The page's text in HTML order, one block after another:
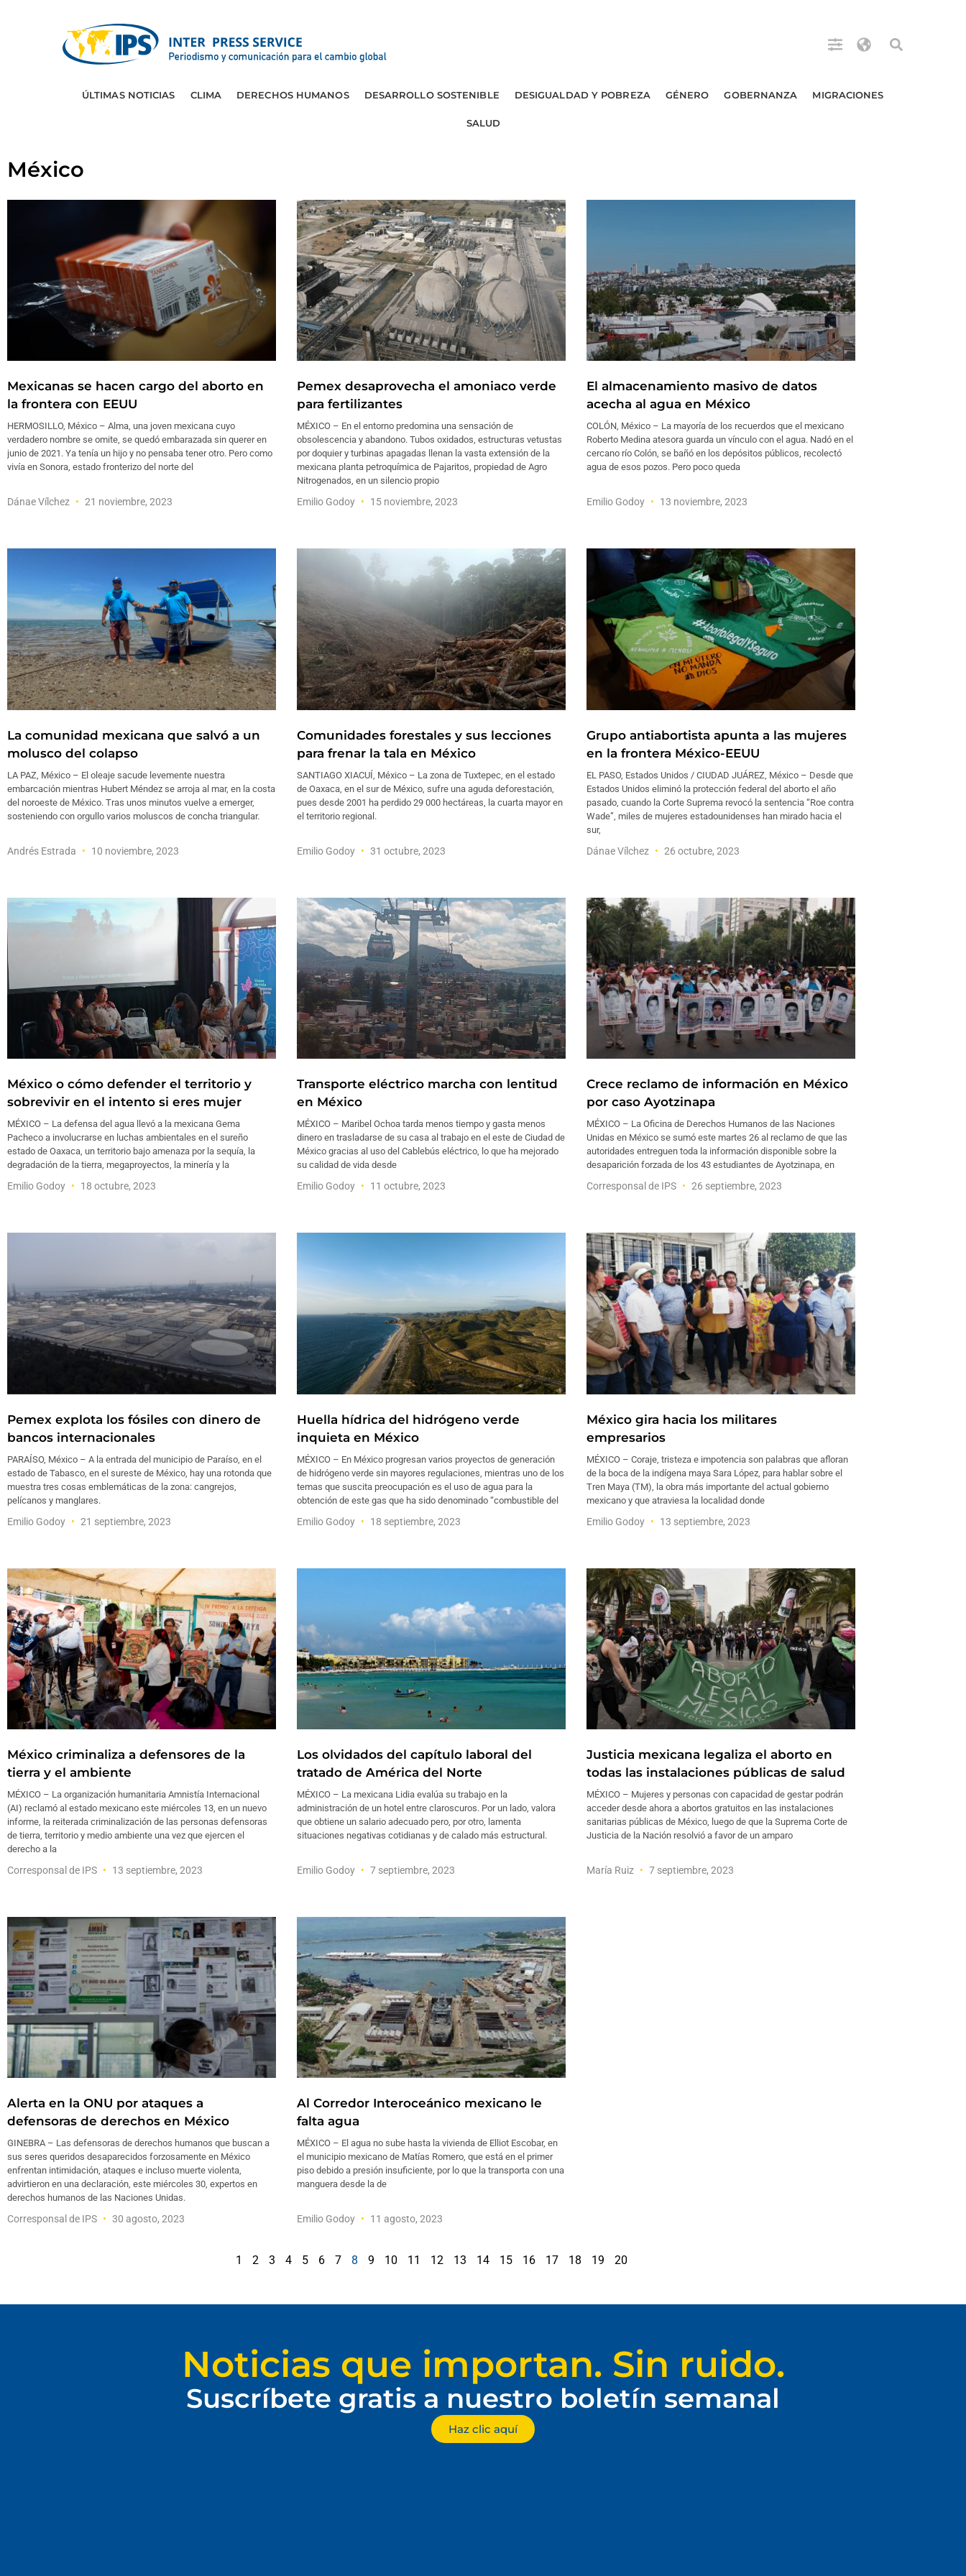
ÚLTIMAS NOTICIAS CLIMA DERECHOS HUMANOS DESARROLLO SOSTENIBLE DESIGUALDAD Y POBREZA GÉNERO GOBERNANZA MIGRACIONES
SALUD
México
Mexicanas se hacen cargo del aborto en
la frontera con EEUU
HERMOSILLO, México – Alma, una joven mexicana cuyo
verdadero nombre se omite, se quedó embarazada sin querer en
junio de 2021. Ya tenía un hijo y no pensaba tener otro. Pero como
vivía en Sonora, estado fronterizo del norte del
Dánae Vílchez 21 noviembre, 2023
Pemex desaprovecha el amoniaco verde
para fertilizantes
MÉXICO – En el entorno predomina una sensación de
obsolescencia y abandono. Tubos oxidados, estructuras vetustas
por doquier y turbinas apagadas llenan la vasta extensión de la
mexicana planta petroquímica de Pajaritos, propiedad de Agro
Nitrogenados, en un silencio propio
Emilio Godoy 15 noviembre, 2023
El almacenamiento masivo de datos
acecha al agua en México
COLÓN, México – La mayoría de los recuerdos que el mexicano
Roberto Medina atesora guarda un vínculo con el agua. Nadó en el
cercano río Colón, se bañó en los depósitos públicos, recolectó
agua de esos pozos. Pero poco queda
Emilio Godoy 13 noviembre, 2023
La comunidad mexicana que salvó a un
molusco del colapso
LA PAZ, México – El oleaje sacude levemente nuestra
embarcación mientras Hubert Méndez se arroja al mar, en la costa
del noroeste de México. Tras unos minutos vuelve a emerger,
sosteniendo con orgullo varios moluscos de concha triangular.
Andrés Estrada 10 noviembre, 2023
Comunidades forestales y sus lecciones
para frenar la tala en México
SANTIAGO XIACUÍ, México – La zona de Tuxtepec, en el estado
de Oaxaca, en el sur de México, sufre una aguda deforestación,
pues desde 2001 ha perdido 29 000 hectáreas, la cuarta mayor en
el territorio regional.
Emilio Godoy 31 octubre, 2023
Grupo antiabortista apunta a las mujeres
en la frontera México-EEUU
EL PASO, Estados Unidos / CIUDAD JUÁREZ, México – Desde que
Estados Unidos eliminó la protección federal del aborto el año
pasado, cuando la Corte Suprema revocó la sentencia “Roe contra
Wade”, miles de mujeres estadounidenses han mirado hacia el
sur,
Dánae Vílchez 26 octubre, 2023
México o cómo defender el territorio y
sobrevivir en el intento si eres mujer
MÉXICO – La defensa del agua llevó a la mexicana Gema
Pacheco a involucrarse en luchas ambientales en el sureño
estado de Oaxaca, un territorio bajo amenaza por la sequía, la
degradación de la tierra, megaproyectos, la minería y la
Emilio Godoy 18 octubre, 2023
Transporte eléctrico marcha con lentitud
en México
MÉXICO – Maribel Ochoa tarda menos tiempo y gasta menos
dinero en trasladarse de su casa al trabajo en el este de Ciudad de
México gracias al uso del Cablebús eléctrico, lo que ha mejorado
su calidad de vida desde
Emilio Godoy 11 octubre, 2023
Crece reclamo de información en México
por caso Ayotzinapa
MÉXICO – La Oficina de Derechos Humanos de las Naciones
Unidas en México se sumó este martes 26 al reclamo de que las
autoridades entreguen toda la información disponible sobre la
desaparición forzada de los 43 estudiantes de Ayotzinapa, en
Corresponsal de IPS 26 septiembre, 2023
Pemex explota los fósiles con dinero de
bancos internacionales
PARAÍSO, México – A la entrada del municipio de Paraíso, en el
estado de Tabasco, en el sureste de México, hay una rotonda que
muestra tres cosas emblemáticas de la zona: cangrejos,
pelícanos y manglares.
Emilio Godoy 21 septiembre, 2023
Huella hídrica del hidrógeno verde
inquieta en México
MÉXICO – En México progresan varios proyectos de generación
de hidrógeno verde sin mayores regulaciones, mientras uno de los
temas que suscita preocupación es el uso de agua para la
obtención de este gas que ha sido denominado “combustible del
Emilio Godoy 18 septiembre, 2023
México gira hacia los militares
empresarios
MÉXICO – Coraje, tristeza e impotencia son palabras que afloran
de la boca de la indígena maya Sara López, para hablar sobre el
Tren Maya (TM), la obra más importante del actual gobierno
mexicano y que atraviesa la localidad donde
Emilio Godoy 13 septiembre, 2023
México criminaliza a defensores de la
tierra y el ambiente
MÉXICO – La organización humanitaria Amnistía Internacional
(AI) reclamó al estado mexicano este miércoles 13, en un nuevo
informe, la reiterada criminalización de las personas defensoras
de tierra, territorio y medio ambiente una vez que ejercen el
derecho a la
Corresponsal de IPS 13 septiembre, 2023
Los olvidados del capítulo laboral del
tratado de América del Norte
MÉXICO – La mexicana Lidia evalúa su trabajo en la
administración de un hotel entre claroscuros. Por un lado, valora
que obtiene un salario adecuado pero, por otro, lamenta
situaciones negativas cotidianas y de calado más estructural.
Emilio Godoy 7 septiembre, 2023
Justicia mexicana legaliza el aborto en
todas las instalaciones públicas de salud
MÉXICO – Mujeres y personas con capacidad de gestar podrán
acceder desde ahora a abortos gratuitos en las instalaciones
sanitarias públicas de México, luego de que la Suprema Corte de
Justicia de la Nación resolvió a favor de un amparo
María Ruiz 7 septiembre, 2023
Alerta en la ONU por ataques a
defensoras de derechos en México
GINEBRA – Las defensoras de derechos humanos que buscan a
sus seres queridos desaparecidos forzosamente en México
enfrentan intimidación, ataques e incluso muerte violenta,
advirtieron en una declaración, este miércoles 30, expertos en
derechos humanos de las Naciones Unidas.
Corresponsal de IPS 30 agosto, 2023
Al Corredor Interoceánico mexicano le
falta agua
MÉXICO – El agua no sube hasta la vivienda de Elliot Escobar, en
el municipio mexicano de Matías Romero, que está en el primer
piso debido a presión insuficiente, por lo que la transporta con una
manguera desde la de
Emilio Godoy 11 agosto, 2023
1 2 3 4 5 6 7 8 9 10 11 12 13 14 15 16 17 18 19 20
Noticias que importan. Sin ruido.
Suscríbete gratis a nuestro boletín semanal
Haz clic aquí